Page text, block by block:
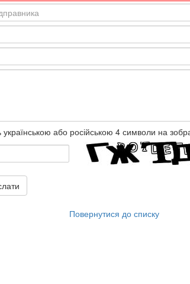
українською або російською 4 символи на
Повернутися до списку